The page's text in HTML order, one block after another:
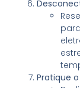
Pratique